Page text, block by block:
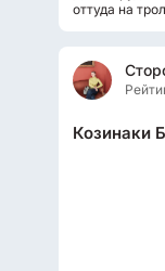
оттуда на
Козинаки